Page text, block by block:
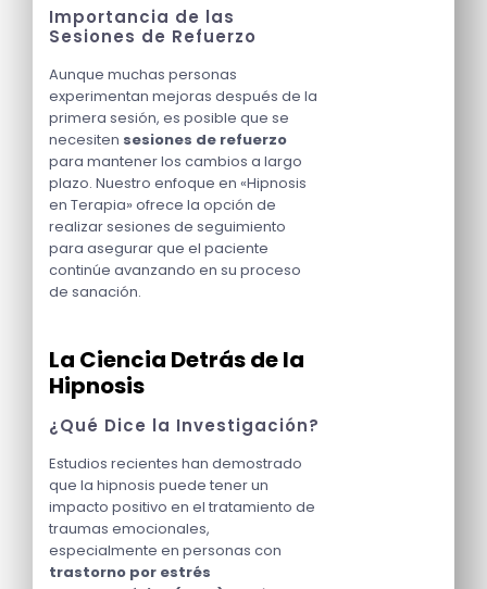
Importancia de las
Sesiones de Refuerzo
Aunque muchas personas
experimentan mejoras después de la
primera sesión, es posible que se
necesiten sesiones de refuerzo
para mantener los cambios a largo
plazo. Nuestro enfoque en «Hipnosis
en Terapia» ofrece la opción de
realizar sesiones de seguimiento
para asegurar que el paciente
continúe avanzando en su proceso
de sanación.
La Ciencia Detrás de la
Hipnosis
¿Qué Dice la Investigación?
Estudios recientes han demostrado
que la hipnosis puede tener un
impacto positivo en el tratamiento de
traumas emocionales,
especialmente en personas con
trastorno por estrés